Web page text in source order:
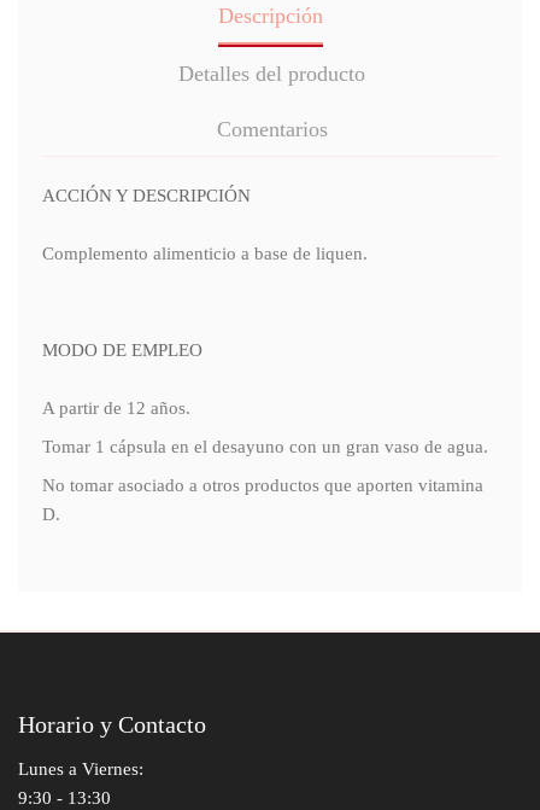
Descripción
Detalles del producto
Comentarios
ACCIÓN Y DESCRIPCIÓN
Complemento alimenticio a base de liquen.
MODO DE EMPLEO
A partir de 12 años.
Tomar 1 cápsula en el desayuno con un gran vaso de agua.
No tomar asociado a otros productos que aporten vitamina
D.
Horario y Contacto
Lunes a Viernes:
9:30 - 13:30